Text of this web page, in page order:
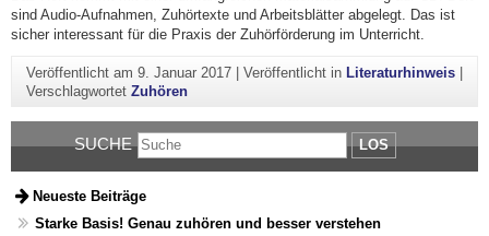
sind Audio-Aufnahmen, Zuhörtexte und Arbeitsblätter abgelegt. Das ist
sicher interessant für die Praxis der Zuhörförderung im Unterricht.
Veröffentlicht am 9. Januar 2017| Veröffentlicht in Literaturhinweis|
Verschlagwortet Zuhören
SUCHE LOS
Neueste Beiträge
Starke Basis! Genau zuhören und besser verstehen